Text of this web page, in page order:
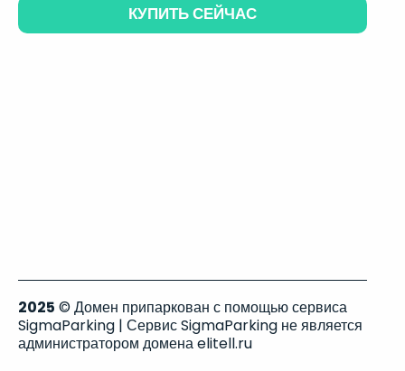
КУПИТЬ СЕЙЧАС
2025 © Домен припаркован с помощью сервиса
SigmaParking | Сервис SigmaParking не является
администратором домена elitell.ru